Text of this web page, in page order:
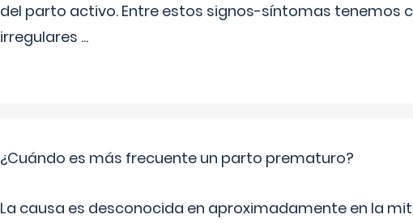
del parto activo. Entre estos signos-síntomas tenemos
irregulares ...
¿Cuándo es más frecuente un parto prematuro?
La causa es desconocida en aproximadamente en la